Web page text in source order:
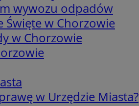
wywozu odpadów
Święte w Chorzowie
w Chorzowie
w Urzędzie Miasta?